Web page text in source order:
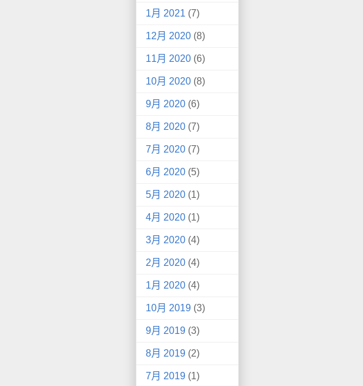
1月 2021 (7)
12月 2020 (8)
11月 2020 (6)
10月 2020 (8)
9月 2020 (6)
8月 2020 (7)
7月 2020 (7)
6月 2020 (5)
5月 2020 (1)
4月 2020 (1)
3月 2020 (4)
2月 2020 (4)
1月 2020 (4)
10月 2019 (3)
9月 2019 (3)
8月 2019 (2)
7月 2019 (1)